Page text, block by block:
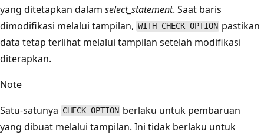
yang ditetapkan dalam select_statement. Saat baris
dimodifikasi melalui tampilan, WITH CHECK OPTION pastikan
data tetap terlihat melalui tampilan setelah modifikasi
diterapkan.
Note
Satu-satunya CHECK OPTION berlaku untuk pembaruan
yang dibuat melalui tampilan. Ini tidak berlaku untuk